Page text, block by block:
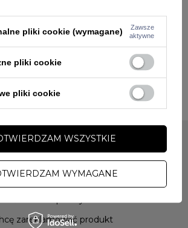
w naszym sklepie za przesyłkę
MOJE ZAMÓWIENIE
Status zamówienia
zareklamować produkt
pliki cookie (wymagane)
Zawsze
aktywne
pliki cookie
pliki cookie
WYMAGANE
WSZYSTKIE